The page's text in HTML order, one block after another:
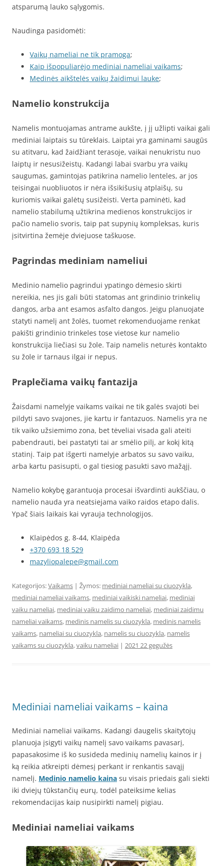
atsparumą lauko sąlygomis.
Naudinga pasidomėti:
Vaikų nameliai ne tik pramoga;
Kaip išpopuliarėjo mediniai nameliai vaikams;
Medinės aikštelės vaikų žaidimui lauke;
Namelio konstrukcija
Namelis montuojamas antrame aukšte, į jį užlipti vaikai gali
mediniai laiptais su tūreklais. Laiptai yra gaminami saugūs
su atitvaru, kad žaidžiant terasoje, vaikai nenukristu nuo
laiptų ir nesusižeistų. Kadangi labai svarbu yra vaikų
saugumas, gamintojas patikrina namelio lenteles, ar jos
teisingai nuobliuotos ir nėra išsikišusių atplaišų, su
kuriomis vaikai galėtų susižeisti. Verta paminėti, kad
namelio stabilumą užtikrina medienos konstrukcijos ir
pačio namelio svoris, taip pat supynių kompleksas, kuris
įsitvirtina žemėje dviejuose taškuose.
Pagrindas mediniam nameliui
Medinio namelio pagrindui ypatingo dėmesio skirti
nereikia, nes jis gali būti statomas ant grindinio trinkelių
dangos, arba ant esamos asfalto dangos. Jeigu planuojate
statyti namelį ant žolės, tuomet rekomenduojame renkat
pakišti grindinio trinkeles tose vietose kur namelio
konstrukcija liečiasi su žole. Taip namelis neturės kontakto
su žole ir tarnaus ilgai ir nepus.
Praplečiama vaikų fantazija
Žaisdami namelyje vaikams vaikai ne tik galės svajoti bei
pildyti savo svajones, jie kartu ir fantazuos. Namelis yra ne
tik vaiko užsiemimo zona, bet tėveliai visada gali ateiti
pabendrauti, bei pastatyti tai ar smėlio pilį, ar kokį kitą
statinį. Taip pat išgerti namelyje arbatos su savo vaiku,
arba kartu pasisupti, o gal tiesiog pasukti savo mažąjį.
Namelio kokybę garantuoja procesai išvardinti aukščiau, o
namelio nauda yra neatsiejama vaiko raidos etapo dalis.
Ypač šiais laikais kai vyrauja technologijos.
Klaipėdos g. 8-44, Klaipėda
+370 693 18 529
mazyliopalepe@gmail.com
Kategorijos:Vaikams | Žymos: mediniai nameliai su ciuozykla,
mediniai nameliai vaikams, mediniai vaikiski nameliai, mediniai
vaiku nameliai, mediniai vaiku zaidimo nameliai, mediniai zaidimu
nameliai vaikams, medinis namelis su ciuozykla, medinis namelis
vaikams, nameliai su ciuozykla, namelis su ciuozykla, namelis
vaikams su ciuozykla,vaiku nameliai | 2021 22 gegužės
Mediniai nameliai vaikams – kaina
Mediniai nameliai vaikams. Kadangi daugelis skaitytojų
planuoja įsigyti vaikų namelį savo vaikams pavasarį,
papasakosime iš ko susideda medinių namelių kainos ir į
ką reikia atkreipti dėmesį perkant ir renkantis savąjį
namelį. Medinio namelio kaina su visais priedais gali siekti
iki dviejų tūkstančių eurų, todėl pateiksime kelias
rekomendacijas kaip nusipirkti namelį pigiau.
Mediniai nameliai vaikams